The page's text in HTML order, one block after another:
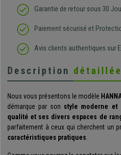
Garantie de retour sous 30
Paiement sécurisé et
Avis clients authentiques sur
Description détaillée
Nous vous présentons le modèle
démarque par son style moderne et
qualité et ses divers espaces de
parfaitement à ceux qui cherchent un
caractéristiques pratiques.